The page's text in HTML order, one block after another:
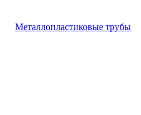
Металлопластиковые трубы